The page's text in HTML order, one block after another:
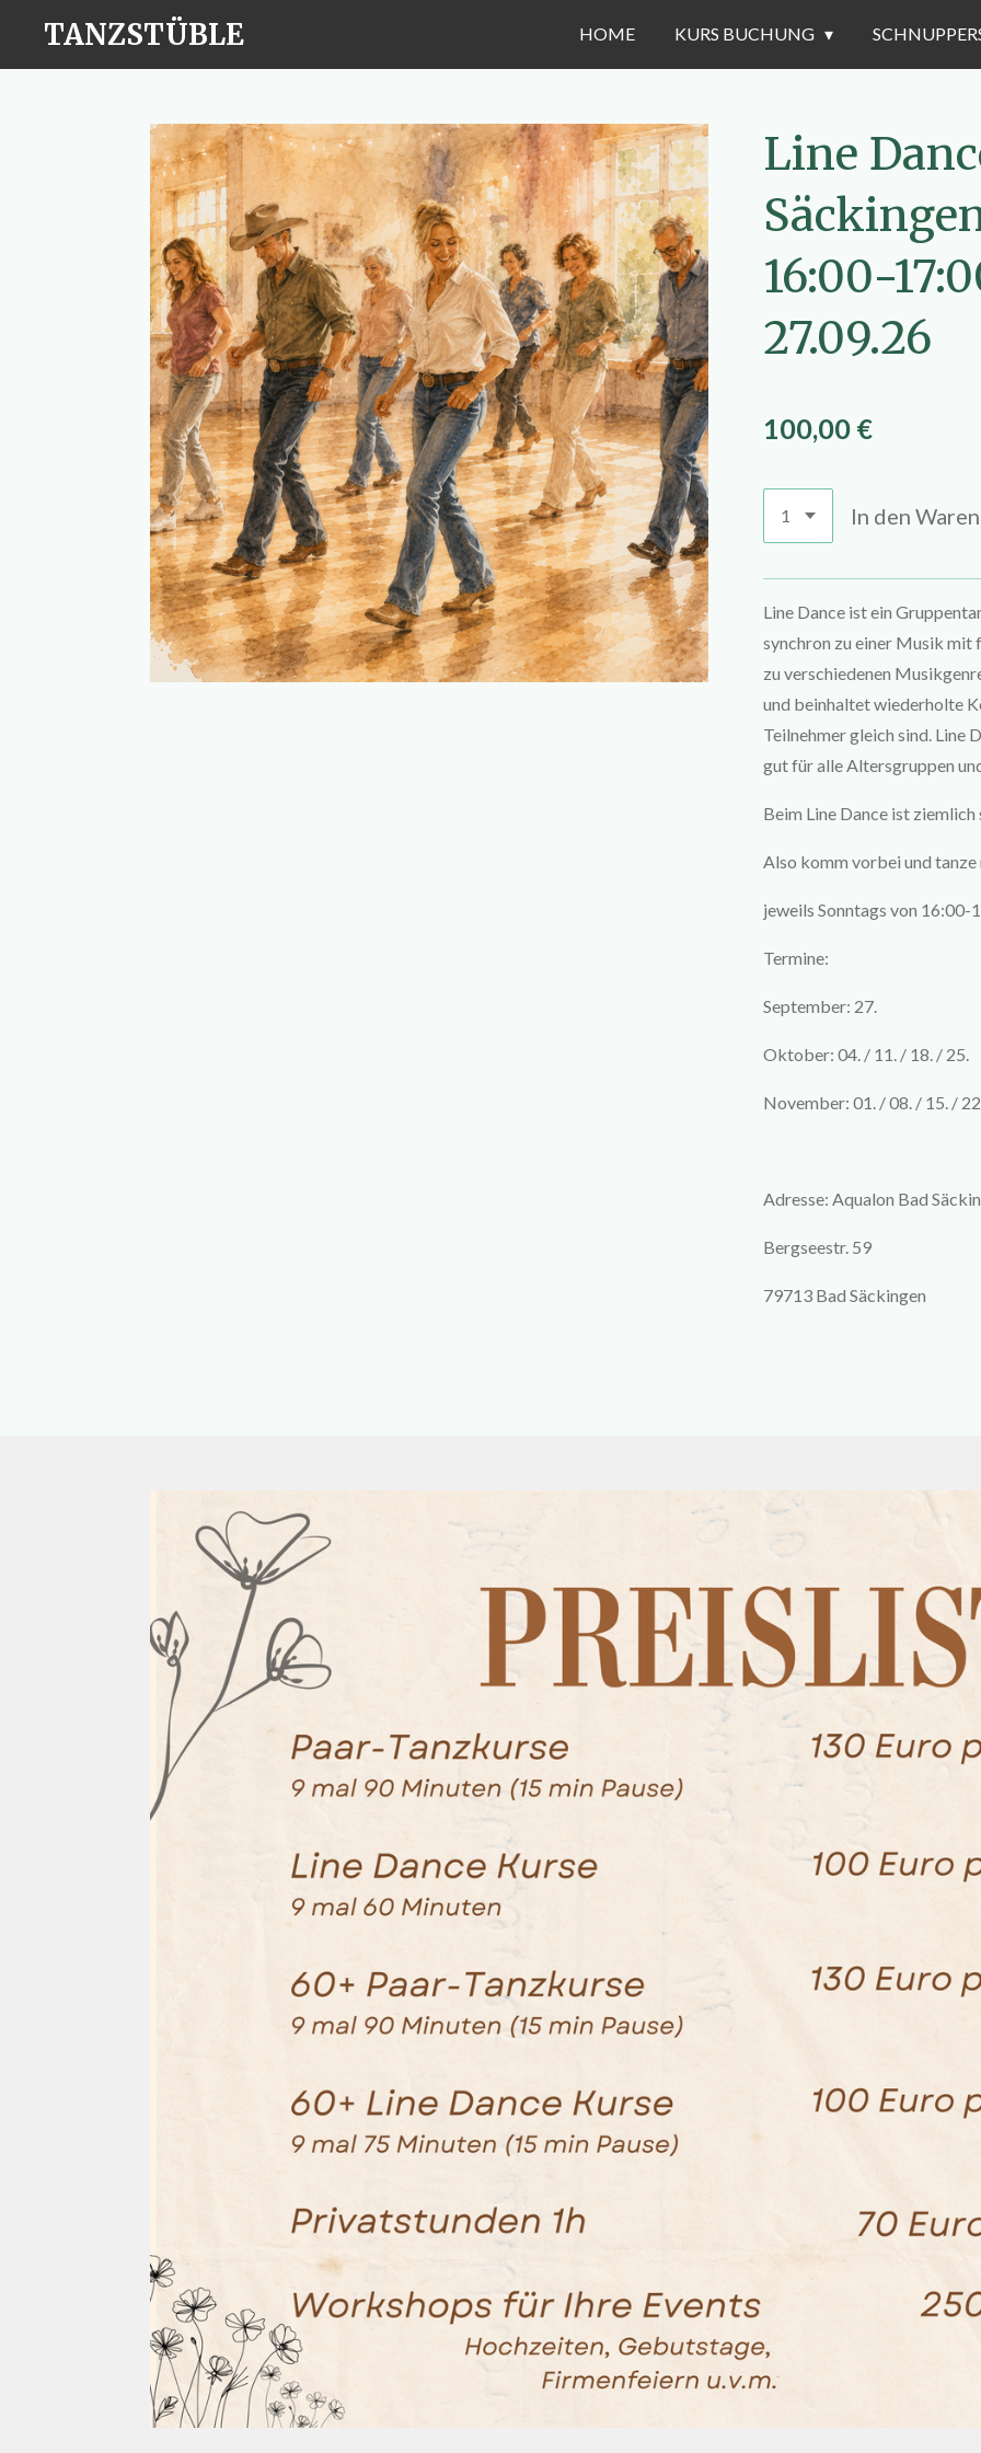
ZumTANZSTÜBLE HOME KURS BUCHUNG
Line
16:00-
27.09.26
100,00 €
In den
Line Dance ist ein
synchron zu einer Musik mit
zu verschiedenen
und beinhaltet wiederholte
Teilnehmer gleich sind. Line
gut für alle Altersgruppen
Beim Line Dance ist
Also komm vorbei und
jeweils Sonntags von 16:00-
Termine:
September: 27.
Oktober: 04. / 11. / 18. / 25.
November: 01. / 08. / 15. /
Adresse: Aqualon Bad
Bergseestr. 59
79713 Bad Säckingen